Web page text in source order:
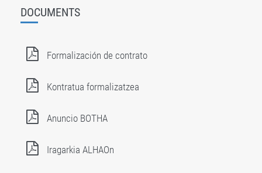
DOCUMENTS
Formalización de contrato
Kontratua formalizatzea
Anuncio BOTHA
Iragarkia ALHAOn